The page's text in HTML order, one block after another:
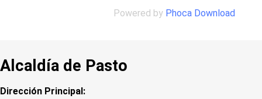
Powered by Phoca Download
Alcaldía de Pasto
Dirección Principal: